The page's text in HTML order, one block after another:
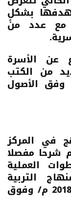
بشكلٍ
مع عدد من
.
عن الأسرة
من الكتب
وفق الأصول
في المركز
شرحا مفصلا
العملية
التربية
الأسرية بقسميه (تحت 18 عامًا (2018 م/ وفوق